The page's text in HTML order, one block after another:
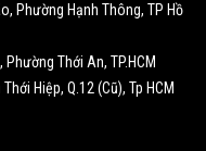
Phường Hạnh Thông, TP Hồ
Thới An, TP.HCM
Hiệp, Q.12 (Cũ), Tp HCM